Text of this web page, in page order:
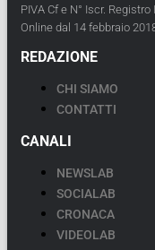
PIVA Cf e N° Iscr.
Online dal 14 febbraio
REDAZIONE
CHI SIAMO
CONTATTI
CANALI
NEWSLAB
SOCIALAB
CRONACA
VIDEOLAB